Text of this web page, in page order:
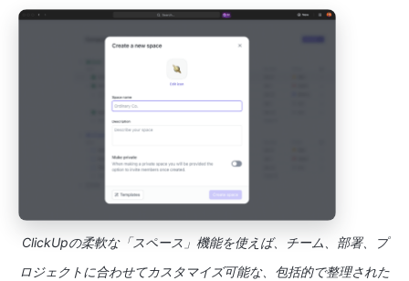
ClickUpの柔軟な「スペース」機能を使えば、チーム、部署、プ
ロジェクトに合わせてカスタマイズ可能な、包括的で整理された